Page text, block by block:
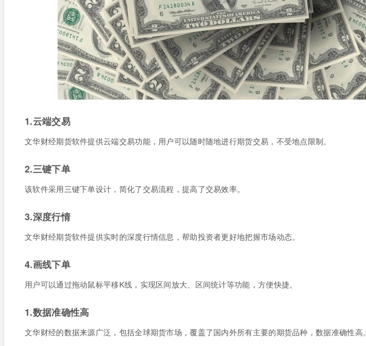
1.云端交易
文华财经期货软件提供云端交易功能，用户可以随时随地进行期货交易，不受地点限制。
2.三键下单
该软件采用三键下单设计，简化了交易流程，提高了交易效率。
3.深度行情
文华财经期货软件提供实时的深度行情信息，帮助投资者更好地把握市场动态。
4.画线下单
用户可以通过拖动鼠标平移K线，实现区间放大、区间统计等功能，方便快捷。
1.数据准确性高
文华财经的数据来源广泛，包括全球期货市场，覆盖了国内外所有主要的期货品种，数据准确性高。